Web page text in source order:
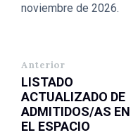
noviembre de 2026.
Anterior
LISTADO
ACTUALIZADO DE
ADMITIDOS/AS EN
EL ESPACIO